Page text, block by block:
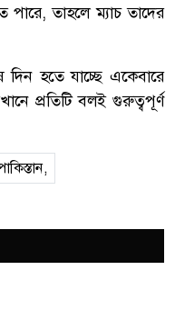
তাহলে ম্যাচ তাদের
দিন হতে যাচ্ছে একেবারে
প্রতিটি বলই গুরুত্বপূর্ণ